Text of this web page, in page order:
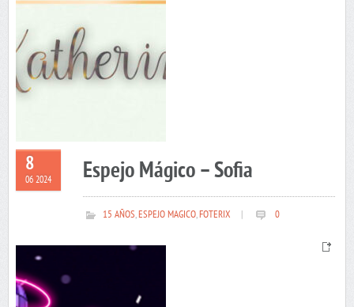
8
06 2024 Espejo Mágico – Sofia
15 AÑOS,ESPEJO MAGICO,FOTERIX 0